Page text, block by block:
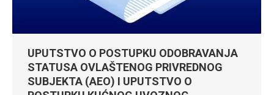
UPUTSTVO O POSTUPKU ODOBRAVANJA
STATUSA OVLAŠTENOG PRIVREDNOG
SUBJEKTA (AEO) I UPUTSTVO O